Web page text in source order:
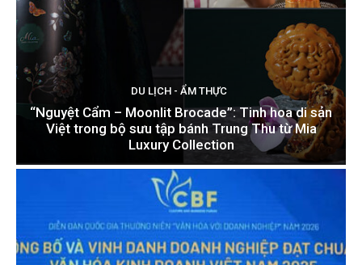
DU LỊCH - ẨM THỰC
“Nguyệt Cẩm – Moonlit Brocade”: Tinh hoa di sản
Việt trong bộ sưu tập bánh Trung Thu từ Mia
Luxury Collection